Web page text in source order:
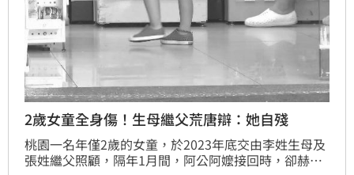
2歲女童全身傷！生母繼父荒唐辯：她自殘
桃園一名年僅2歲的女童，於2023年底交由李姓生母及
張姓繼父照顧，隔年1月間，阿公阿嬤接回時，卻赫然